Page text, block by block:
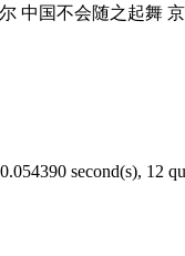
中国不会随之起舞
second(s), 12